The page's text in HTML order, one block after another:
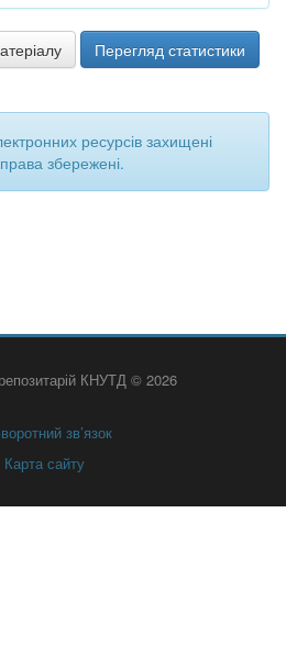
Перегляд статистики
ресурсів захищені
збережені.
репозитарій КНУТД © 2026
зв’язок
Карта сайту